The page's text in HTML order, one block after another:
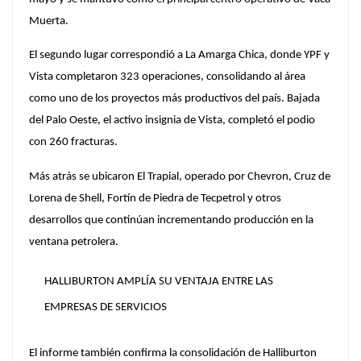
Muerta.
El segundo lugar correspondió a La Amarga Chica, donde YPF y
Vista completaron 323 operaciones, consolidando al área
como uno de los proyectos más productivos del país. Bajada
del Palo Oeste, el activo insignia de Vista, completó el podio
con 260 fracturas.
Más atrás se ubicaron El Trapial, operado por Chevron, Cruz de
Lorena de Shell, Fortín de Piedra de Tecpetrol y otros
desarrollos que continúan incrementando producción en la
ventana petrolera.
HALLIBURTON AMPLÍA SU VENTAJA ENTRE LAS
EMPRESAS DE SERVICIOS
El informe también confirma la consolidación de Halliburton